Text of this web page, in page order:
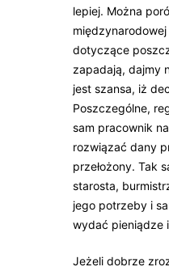
lepiej. Można
dotyczące
zapadają, dajmy
jest szansa, iż
Poszczególne,
sam pracownik
rozwiązać dany
przełożony. Tak
starosta,
jego potrzeby i
wydać pieniądze
Jeżeli dobrze